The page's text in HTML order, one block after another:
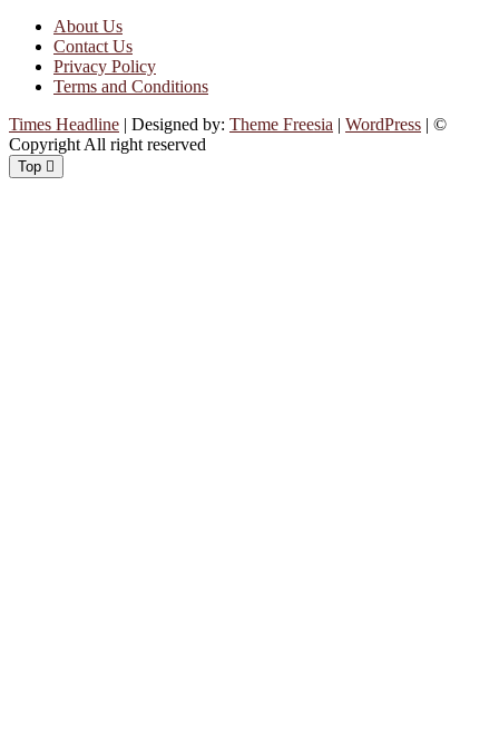
About Us
Contact Us
Privacy Policy
Terms and Conditions
Times Headline | Designed by: Theme Freesia | WordPress | ©
Copyright All right reserved
Top